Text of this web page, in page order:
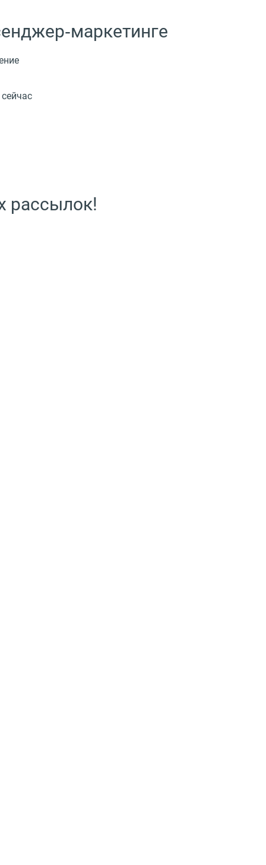
рассылок!